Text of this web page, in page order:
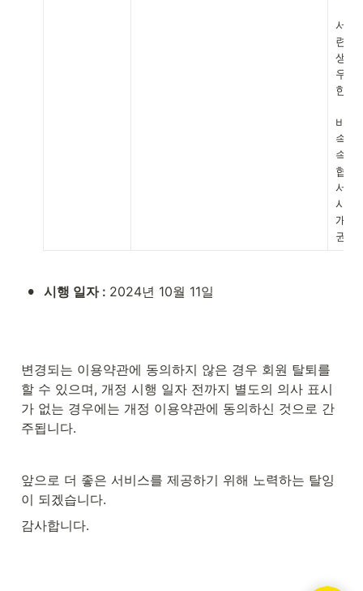
서비
련하
생한
우선
한
바.
속
속되
협의
서는
사이
개입
권장
• 시행 일자 : 2024년 10월 11일
변경되는 이용약관에 동의하지 않은 경우 회원 탈퇴를
할 수 있으며, 개정 시행 일자 전까지 별도의 의사 표시
가 없는 경우에는 개정 이용약관에 동의하신 것으로 간
주됩니다.
앞으로 더 좋은 서비스를 제공하기 위해 노력하는 탈잉
이 되겠습니다.
감사합니다.